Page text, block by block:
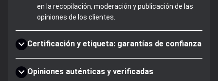
en la recopilación, moderación y publicación de las
opiniones de los clientes.
Certificación y etiqueta: garantías de confianza
Opiniones auténticas y verificadas